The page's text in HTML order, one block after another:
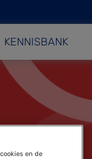
KENNISBANK
en de